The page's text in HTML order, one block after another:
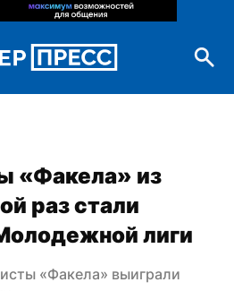
«Факела» из
раз стали
лиги
«Факела» выиграли